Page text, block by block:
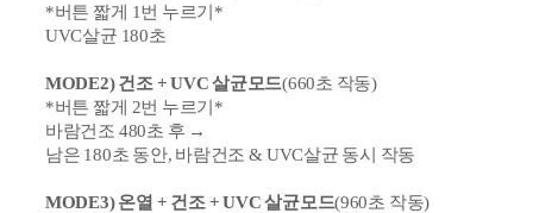
*버튼 짧게 1번 누르기*
UVC살균 180초
MODE2) 건조 + UVC 살균모드(660초 작동)
*버튼 짧게 2번 누르기*
바람건조 480초 후 →
남은 180초 동안, 바람건조 & UVC살균 동시 작동
MODE3) 온열 + 건조 + UVC 살균모드(960초 작동)